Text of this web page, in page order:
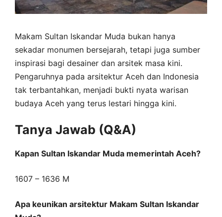
Makam Sultan Iskandar Muda bukan hanya
sekadar monumen bersejarah, tetapi juga sumber
inspirasi bagi desainer dan arsitek masa kini.
Pengaruhnya pada arsitektur Aceh dan Indonesia
tak terbantahkan, menjadi bukti nyata warisan
budaya Aceh yang terus lestari hingga kini.
Tanya Jawab (Q&A)
Kapan Sultan Iskandar Muda memerintah Aceh?
1607 – 1636 M
Apa keunikan arsitektur Makam Sultan Iskandar